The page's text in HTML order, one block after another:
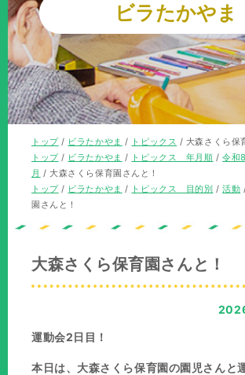
ビラたかやま
現
在
の
位
置：
トップ/ ビラたかやま / トピックス / 大森さくら保
現
在
の
位
トップ/ ビラたかやま / トピックス 年月順 /令和
月 /大森さくら保育園さんと！
現
在
トップ/ ビラたかやま / トピックス 目的別 /活動
園さんと！
大森さくら保育園さんと！
運動会2日目！
本日は、大森さくら保育園の園児さんと